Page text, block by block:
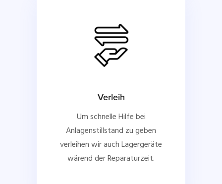
Verleih
Um schnelle Hilfe bei
Anlagenstillstand zu geben
verleihen wir auch Lagergeräte
wärend der Reparaturzeit.